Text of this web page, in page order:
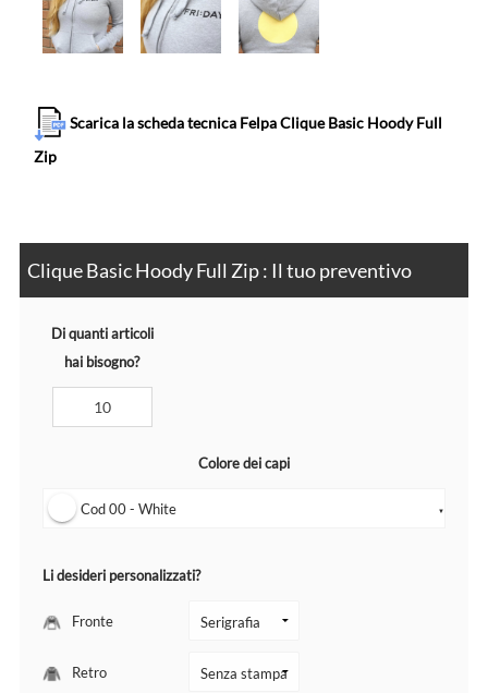
Scarica la scheda tecnica Felpa Clique Basic Hoody Full
Zip
Clique Basic Hoody Full Zip : Il tuo preventivo
Di quanti articoli
hai bisogno?
Colore dei capi
Cod 00 - White ▼
Li desideri personalizzati?
Fronte
Retro